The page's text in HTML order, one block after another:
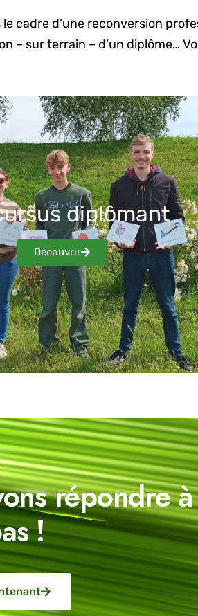
le cadre d’une reconversion
– sur terrain – d’un diplôme…
diplômant
Découvrir
répondre
!